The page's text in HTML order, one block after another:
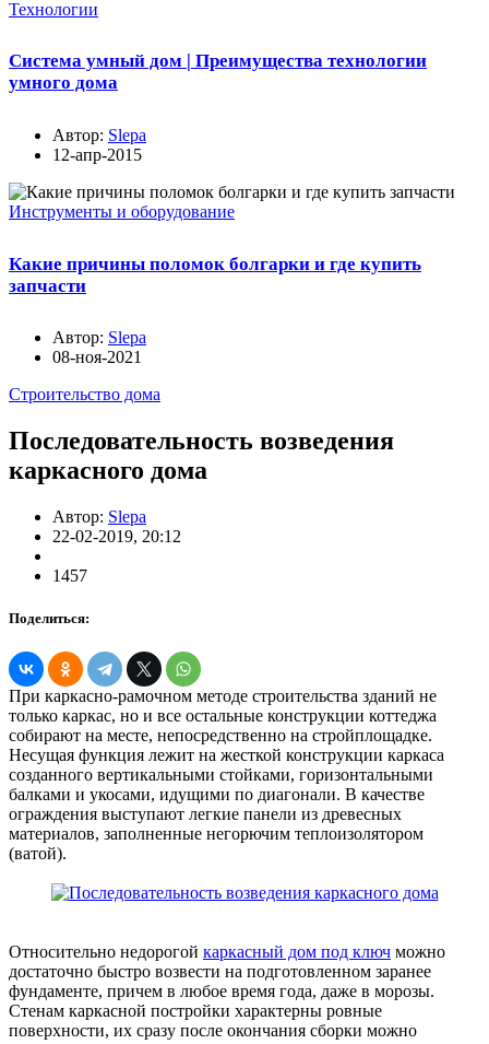
Технологии
Система умный дом | Преимущества технологии
умного дома
Автор: Slepa
12-апр-2015
Инструменты и оборудование
Какие причины поломок болгарки и где купить
запчасти
Автор: Slepa
08-ноя-2021
Строительство дома
Последовательность возведения
каркасного дома
Автор: Slepa
22-02-2019, 20:12
1457
Поделиться:
При каркасно-рамочном методе строительства зданий не
только каркас, но и все остальные конструкции коттеджа
собирают на месте, непосредственно на стройплощадке.
Несущая функция лежит на жесткой конструкции каркаса
созданного вертикальными стойками, горизонтальными
балками и укосами, идущими по диагонали. В качестве
ограждения выступают легкие панели из древесных
материалов, заполненные негорючим теплоизолятором
(ватой).
Относительно недорогой каркасный дом под ключ можно
достаточно быстро возвести на подготовленном заранее
фундаменте, причем в любое время года, даже в морозы.
Стенам каркасной постройки характерны ровные
поверхности, их сразу после окончания сборки можно